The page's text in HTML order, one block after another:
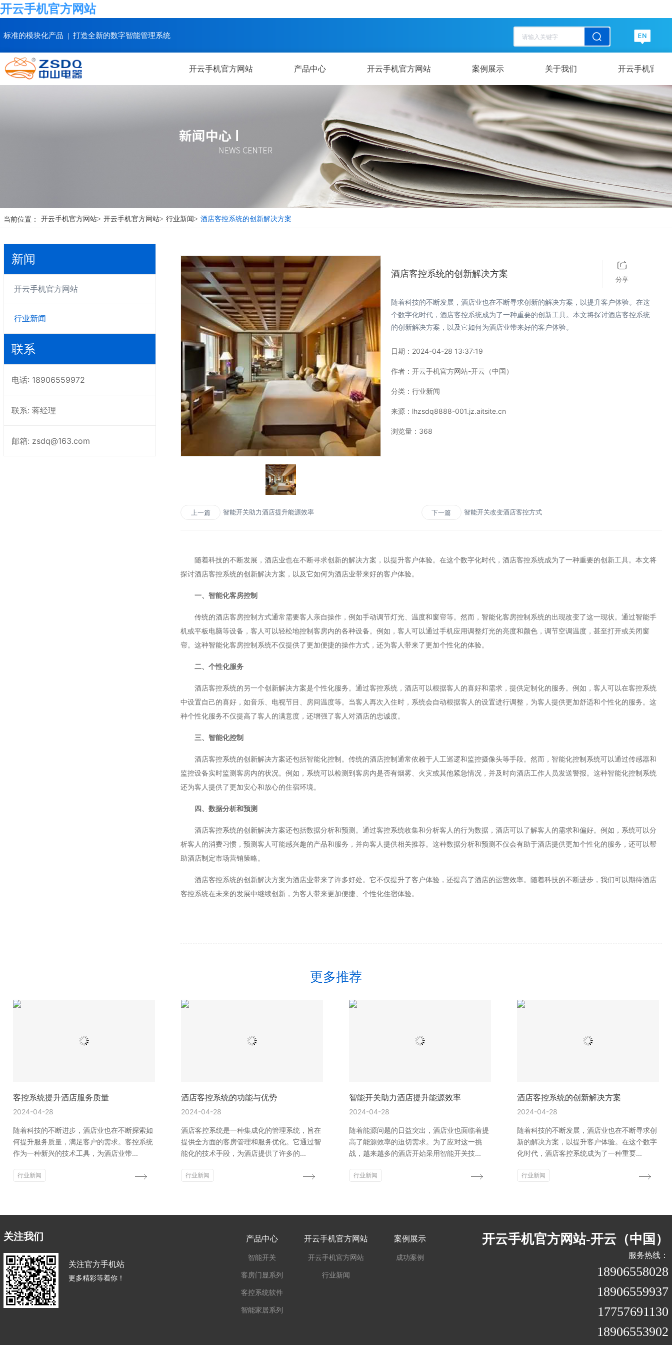
开云手机官方网站
标准的模块化产品 | 打造全新的数字智能管理系统
清空记录
历史记录
清空记录
开云手机官方网站 产品中心 开云手机官方网站 案例展示 关于我们 开云手机官方
当前位置： 开云手机官方网站> 开云手机官方网站> 行业新闻> 酒店客控系统的创新解决方案
新闻
开云手机官方网站
行业新闻
联系
电话: 18906559972
联系: 蒋经理
邮箱: zsdq@163.com
酒店客控系统的创新解决方案
分享
随着科技的不断发展，酒店业也在不断寻求创新的解决方案，以提升客户体验。在这
个数字化时代，酒店客控系统成为了一种重要的创新工具。本文将探讨酒店客控系统
的创新解决方案，以及它如何为酒店业带来好的客户体验。
日期： 2024-04-28 13:37:19
作者：开云手机官方网站-开云（中国）
分类：行业新闻
来源： lhzsdq8888-001.jz.aitsite.cn
浏览量： 368
上一篇 智能开关助力酒店提升能源效率 下一篇 智能开关改变酒店客控方式
随着科技的不断发展，酒店业也在不断寻求创新的解决方案，以提升客户体验。在这个数字化时代，酒店客控系统成为了一种重要的创新工具。本文将
探讨酒店客控系统的创新解决方案，以及它如何为酒店业带来好的客户体验。
一、智能化客房控制
传统的酒店客房控制方式通常需要客人亲自操作，例如手动调节灯光、温度和窗帘等。然而，智能化客房控制系统的出现改变了这一现状。通过智能手
机或平板电脑等设备，客人可以轻松地控制客房内的各种设备。例如，客人可以通过手机应用调整灯光的亮度和颜色，调节空调温度，甚至打开或关闭窗
帘。这种智能化客房控制系统不仅提供了更加便捷的操作方式，还为客人带来了更加个性化的体验。
二、个性化服务
酒店客控系统的另一个创新解决方案是个性化服务。通过客控系统，酒店可以根据客人的喜好和需求，提供定制化的服务。例如，客人可以在客控系统
中设置自己的喜好，如音乐、电视节目、房间温度等。当客人再次入住时，系统会自动根据客人的设置进行调整，为客人提供更加舒适和个性化的服务。这
种个性化服务不仅提高了客人的满意度，还增强了客人对酒店的忠诚度。
三、智能化控制
酒店客控系统的创新解决方案还包括智能化控制。传统的酒店控制通常依赖于人工巡逻和监控摄像头等手段。然而，智能化控制系统可以通过传感器和
监控设备实时监测客房内的状况。例如，系统可以检测到客房内是否有烟雾、火灾或其他紧急情况，并及时向酒店工作人员发送警报。这种智能化控制系统
还为客人提供了更加安心和放心的住宿环境。
四、数据分析和预测
酒店客控系统的创新解决方案还包括数据分析和预测。通过客控系统收集和分析客人的行为数据，酒店可以了解客人的需求和偏好。例如，系统可以分
析客人的消费习惯，预测客人可能感兴趣的产品和服务，并向客人提供相关推荐。这种数据分析和预测不仅会有助于酒店提供更加个性化的服务，还可以帮
助酒店制定市场营销策略。
酒店客控系统的创新解决方案为酒店业带来了许多好处。它不仅提升了客户体验，还提高了酒店的运营效率。随着科技的不断进步，我们可以期待酒店
客控系统在未来的发展中继续创新，为客人带来更加便捷、个性化住宿体验。
更多推荐
客控系统提升酒店服务质量
2024-04-28
随着科技的不断进步，酒店业也在不断探索如
何提升服务质量，满足客户的需求。客控系统
作为一种新兴的技术工具，为酒店业带...
行业新闻
酒店客控系统的功能与优势
2024-04-28
酒店客控系统是一种集成化的管理系统，旨在
提供全方面的客房管理和服务优化。它通过智
能化的技术手段，为酒店提供了许多的...
行业新闻
智能开关助力酒店提升能源效率
2024-04-28
随着能源问题的日益突出，酒店业也面临着提
高了能源效率的迫切需求。为了应对这一挑
战，越来越多的酒店开始采用智能开关技...
行业新闻
酒店客控系统的创新解决方案
2024-04-28
随着科技的不断发展，酒店业也在不断寻求创
新的解决方案，以提升客户体验。在这个数字
化时代，酒店客控系统成为了一种重要...
行业新闻
关注我们
关注官方手机站
更多精彩等着你！
产品中心
智能开关
客房门显系列
客控系统软件
智能家居系列
开云手机官方网站
开云手机官方网站
行业新闻
案例展示
成功案例
开云手机官方网站-开云（中国）
服务热线：
18906558028
18906559937
17757691130
18906553902